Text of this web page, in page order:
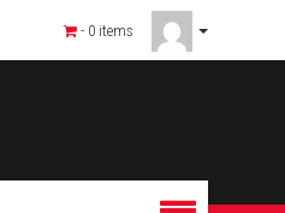
- 0 items